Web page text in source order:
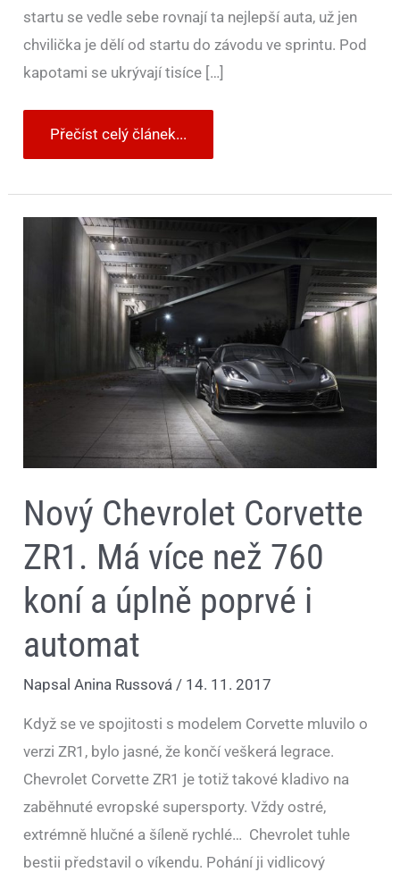
startu se vedle sebe rovnají ta nejlepší auta, už jen
chvilička je dělí od startu do závodu ve sprintu. Pod
kapotami se ukrývají tisíce […]
Přečíst celý článek...
Nový Chevrolet Corvette
ZR1. Má více než 760
koní a úplně poprvé i
automat
NapsalAnina Russová / 14. 11. 2017
Když se ve spojitosti s modelem Corvette mluvilo o
verzi ZR1, bylo jasné, že končí veškerá legrace.
Chevrolet Corvette ZR1 je totiž takové kladivo na
zaběhnuté evropské supersporty. Vždy ostré,
extrémně hlučné a šíleně rychlé… Chevrolet tuhle
bestii představil o víkendu. Pohání ji vidlicový
Nový
Chevrolet
Corvette
ZR1.